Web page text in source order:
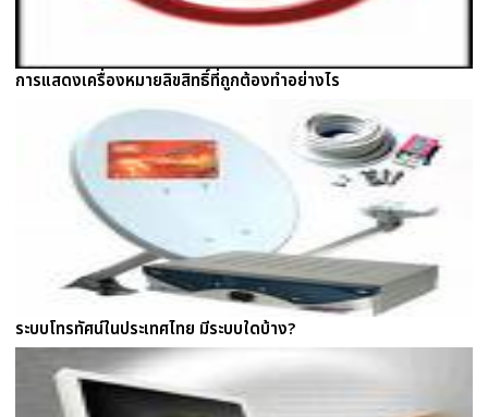
การแสดงเครื่องหมายลิขสิทธิ์ที่ถูกต้องทำอย่างไร
ระบบโทรทัศน์ในประเทศไทย มีระบบใดบ้าง?